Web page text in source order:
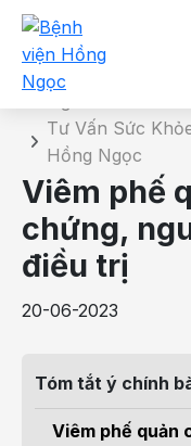
Chi tiết bài tư
Tư Vấn Sức
Hồng Ngọc
Viêm phế
chứng,
điều trị
20-06-2023
Tóm tắt ý chính
Viêm phế quản